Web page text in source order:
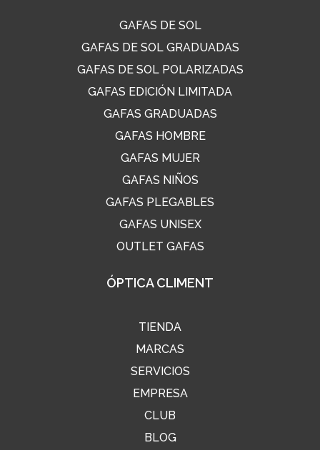
GAFAS DE SOL
GAFAS DE SOL GRADUADAS
GAFAS DE SOL POLARIZADAS
GAFAS EDICIÓN LIMITADA
GAFAS GRADUADAS
GAFAS HOMBRE
GAFAS MUJER
GAFAS NIÑOS
GAFAS PLEGABLES
GAFAS UNISEX
OUTLET GAFAS
ÓPTICA CLIMENT
TIENDA
MARCAS
SERVICIOS
EMPRESA
CLUB
BLOG